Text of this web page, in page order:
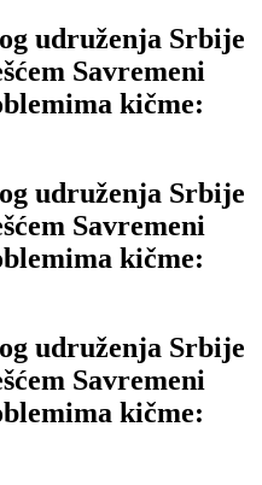
udruženja Srbije
Savremeni
kičme:
udruženja Srbije
Savremeni
kičme:
udruženja Srbije
Savremeni
kičme: